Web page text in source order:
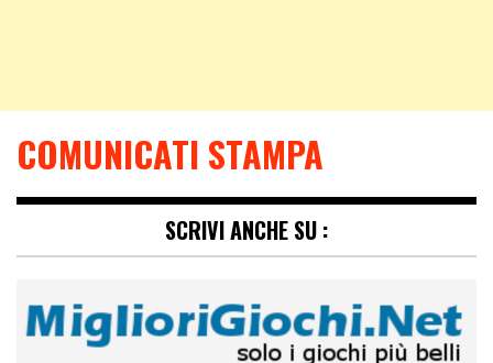
COMUNICATI STAMPA
SCRIVI ANCHE SU :